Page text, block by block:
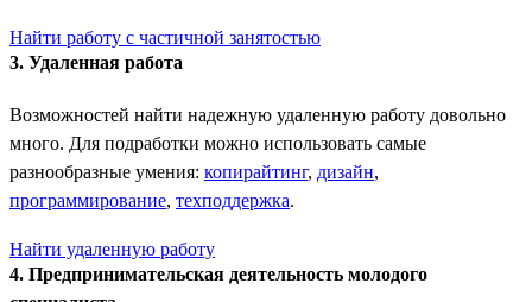
Найти работу с частичной занятостью
3. Удаленная работа
Возможностей найти надежную удаленную работу довольно
много. Для подработки можно использовать самые
разнообразные умения: копирайтинг, дизайн,
программирование, техподдержка.
Найти удаленную работу
4. Предпринимательская деятельность молодого